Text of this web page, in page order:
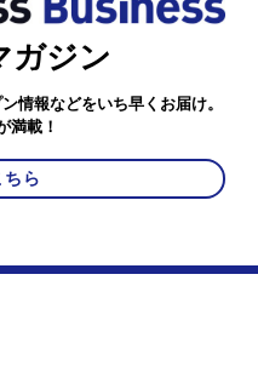
ガジン
情報などをいち早くお届け。
満載！
ら